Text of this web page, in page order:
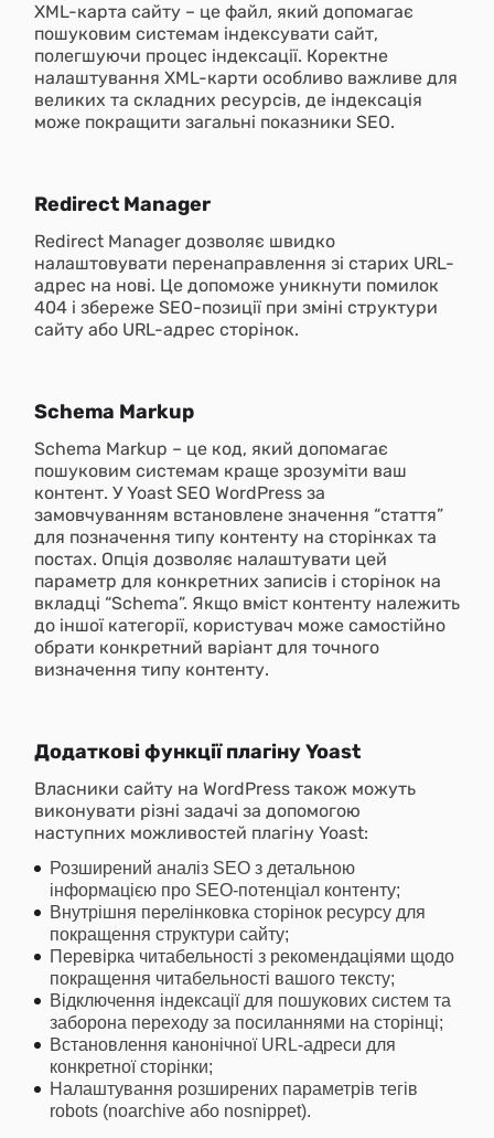
XML-карта сайту – це файл, який допомагає
пошуковим системам індексувати сайт,
полегшуючи процес індексації. Коректне
налаштування XML-карти особливо важливе для
великих та складних ресурсів, де індексація
може покращити загальні показники SEO.
Redirect Manager
Redirect Manager дозволяє швидко
налаштовувати перенаправлення зі старих URL-
адрес на нові. Це допоможе уникнути помилок
404 і збереже SEO-позиції при зміні структури
сайту або URL-адрес сторінок.
Schema Markup
Schema Markup – це код, який допомагає
пошуковим системам краще зрозуміти ваш
контент. У Yoast SEO WordPress за
замовчуванням встановлене значення “стаття”
для позначення типу контенту на сторінках та
постах. Опція дозволяє налаштувати цей
параметр для конкретних записів і сторінок на
вкладці “Schema”. Якщо вміст контенту належить
до іншої категорії, користувач може самостійно
обрати конкретний варіант для точного
визначення типу контенту.
Додаткові функції плагіну Yoast
Власники сайту на WordPress також можуть
виконувати різні задачі за допомогою
наступних можливостей плагіну Yoast:
Розширений аналіз SEO з детальною
інформацією про SEO-потенціал контенту;
Внутрішня перелінковка сторінок ресурсу для
покращення структури сайту;
Перевірка читабельності з рекомендаціями щодо
покращення читабельності вашого тексту;
Відключення індексації для пошукових систем та
заборона переходу за посиланнями на сторінці;
Встановлення канонічної URL-адреси для
конкретної сторінки;
Налаштування розширених параметрів тегів
robots (noarchive або nosnippet).